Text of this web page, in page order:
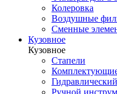
Колеровка
Воздушные
Сменные
Кузовное
Кузовное
Стапели
Комплектующие
Ручной